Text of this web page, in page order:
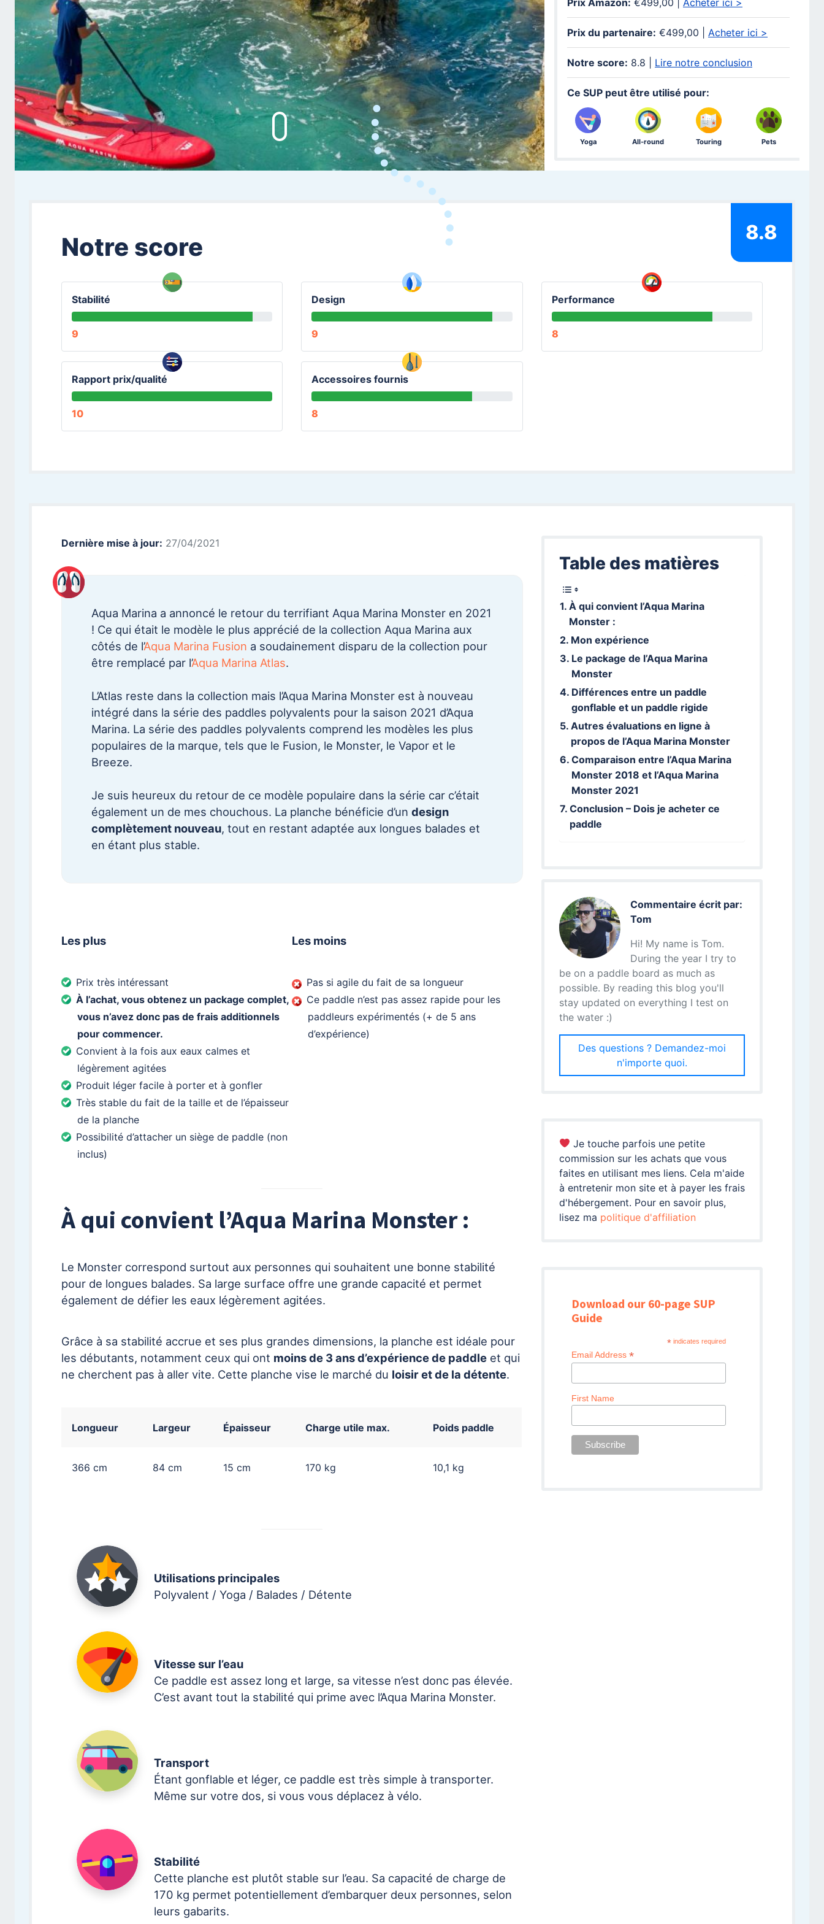
Prix du partenaire: €499,00 | Acheter ici >
Notre score: 8.8 | Lire notre conclusion
Ce SUP peut être utilisé pour:
Yoga All-round Touring Pets
8.8
Notre score
Stabilité
9
Design
9
Performance
8
Rapport prix/qualité
10
Accessoires fournis
8
Dernière mise à jour: 27/04/2021
Aqua Marina a annoncé le retour du terrifiant Aqua Marina Monster en 2021
! Ce qui était le modèle le plus apprécié de la collection Aqua Marina aux
côtés de l’Aqua Marina Fusion a soudainement disparu de la collection pour
être remplacé par l’Aqua Marina Atlas.
L’Atlas reste dans la collection mais l’Aqua Marina Monster est à nouveau
intégré dans la série des paddles polyvalents pour la saison 2021 d’Aqua
Marina. La série des paddles polyvalents comprend les modèles les plus
populaires de la marque, tels que le Fusion, le Monster, le Vapor et le
Breeze.
Je suis heureux du retour de ce modèle populaire dans la série car c’était
également un de mes chouchous. La planche bénéficie d’un design
complètement nouveau, tout en restant adaptée aux longues balades et
en étant plus stable.
Les plus
Prix très intéressant
À l’achat, vous obtenez un package complet,
vous n’avez donc pas de frais additionnels
pour commencer.
Convient à la fois aux eaux calmes et
légèrement agitées
Produit léger facile à porter et à gonfler
Très stable du fait de la taille et de l’épaisseur
de la planche
Possibilité d’attacher un siège de paddle (non
inclus)
Les moins
Pas si agile du fait de sa longueur
Ce paddle n’est pas assez rapide pour les
paddleurs expérimentés (+ de 5 ans
d’expérience)
À qui convient l’Aqua Marina Monster :
Le Monster correspond surtout aux personnes qui souhaitent une bonne stabilité
pour de longues balades. Sa large surface offre une grande capacité et permet
également de défier les eaux légèrement agitées.
Grâce à sa stabilité accrue et ses plus grandes dimensions, la planche est idéale pour
les débutants, notamment ceux qui ont moins de 3 ans d’expérience de paddle et qui
ne cherchent pas à aller vite. Cette planche vise le marché du loisir et de la détente.
Longueur Largeur Épaisseur Charge utile max. Poids paddle
366 cm 84 cm 15 cm 170 kg 10,1 kg
Utilisations principales
Polyvalent / Yoga / Balades / Détente
Vitesse sur l’eau
Ce paddle est assez long et large, sa vitesse n’est donc pas élevée.
C’est avant tout la stabilité qui prime avec l’Aqua Marina Monster.
Transport
Étant gonflable et léger, ce paddle est très simple à transporter.
Même sur votre dos, si vous vous déplacez à vélo.
Stabilité
Cette planche est plutôt stable sur l’eau. Sa capacité de charge de
170 kg permet potentiellement d’embarquer deux personnes, selon
leurs gabarits.
Table des matières
À qui convient l’Aqua Marina
Monster :
Mon expérience
Le package de l’Aqua Marina
Monster
Différences entre un paddle
gonflable et un paddle rigide
Autres évaluations en ligne à
propos de l’Aqua Marina Monster
Comparaison entre l’Aqua Marina
Monster 2018 et l’Aqua Marina
Monster 2021
Conclusion – Dois je acheter ce
paddle
Commentaire écrit par:
Tom
Hi! My name is Tom.
During the year I try to
be on a paddle board as much as
possible. By reading this blog you'll
stay updated on everything I test on
the water :)
Des questions ? Demandez-moi
n'importe quoi.
Je touche parfois une petite
commission sur les achats que vous
faites en utilisant mes liens. Cela m'aide
à entretenir mon site et à payer les frais
d'hébergement. Pour en savoir plus,
lisez ma politique d'affiliation
Download our 60-page SUP
Guide
* indicates required
Email Address *
First Name